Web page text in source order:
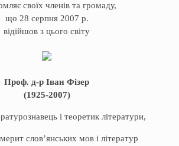
своїх членів та громаду,
що 28 серпня 2007 р.
відійшов з цього світу
Проф. д-р Іван Фізер
(1925-2007)
і теоретик літератури,
слов’янських мов і літератур